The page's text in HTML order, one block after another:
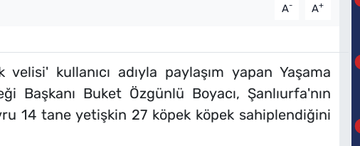
A- A+
velisi' kullanıcı adıyla paylaşım yapan Yaşama
Başkanı Buket Özgünlü Boyacı, Şanlıurfa'nın
14 tane yetişkin 27 köpek köpek sahiplendiğini